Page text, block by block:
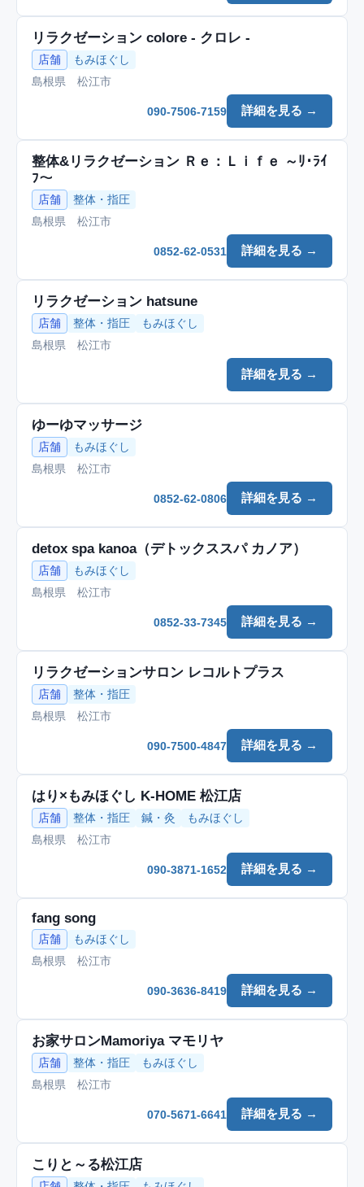
リラクゼーション colore - クロレ -
店舗
もみほぐし
島根県 松江市
詳細を見る →
090-7506-7159
整体&リラクゼーション Ｒｅ：Ｌｉｆｅ ～ﾘ･ﾗｲ
ﾌ～
店舗
整体・指圧
島根県 松江市
詳細を見る →
0852-62-0531
リラクゼーション hatsune
店舗 整体・指圧
もみほぐし
島根県 松江市
詳細を見る →
ゆーゆマッサージ
店舗
もみほぐし
島根県 松江市
詳細を見る →
0852-62-0806
detox spa kanoa（デトックススパ カノア）
店舗
もみほぐし
島根県 松江市
詳細を見る →
0852-33-7345
リラクゼーションサロン レコルトプラス
店舗
整体・指圧
島根県 松江市
詳細を見る →
090-7500-4847
はり×もみほぐし K-HOME 松江店
店舗 整体・指圧 鍼・灸
もみほぐし
島根県 松江市
詳細を見る →
090-3871-1652
fang song
店舗
もみほぐし
島根県 松江市
詳細を見る →
090-3636-8419
お家サロンMamoriya マモリヤ
店舗 整体・指圧
もみほぐし
島根県 松江市
詳細を見る →
070-5671-6641
こりと～る松江店